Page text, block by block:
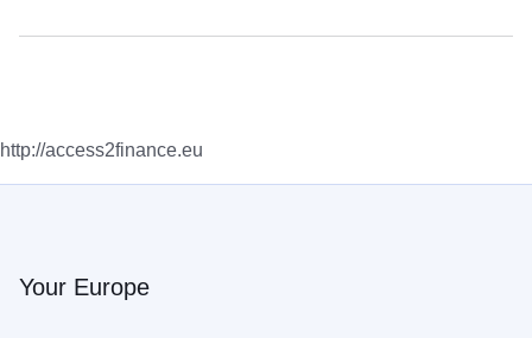
http://access2finance.eu
Your Europe